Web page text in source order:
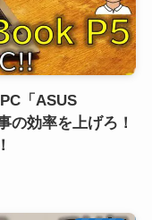
「ASUS
の効率を上げろ！